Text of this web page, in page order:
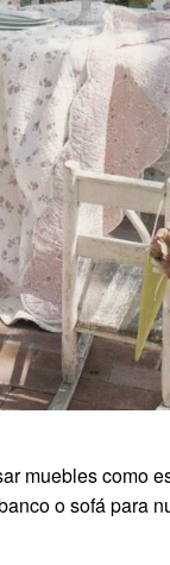
muebles como
o sofá para